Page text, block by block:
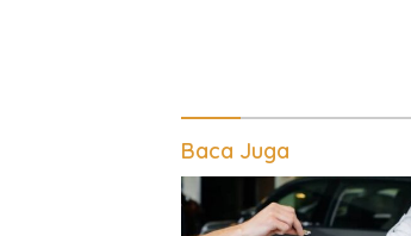
Baca Juga